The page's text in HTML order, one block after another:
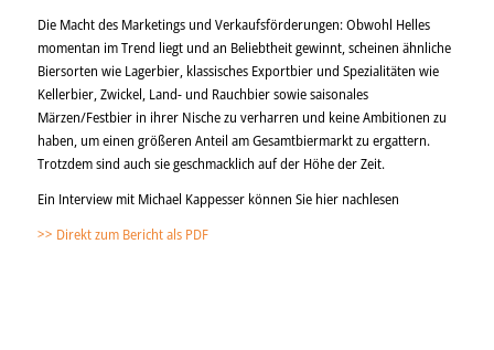
Die Macht des Marketings und Verkaufsförderungen: Obwohl Helles
momentan im Trend liegt und an Beliebtheit gewinnt, scheinen ähnliche
Biersorten wie Lagerbier, klassisches Exportbier und Spezialitäten wie
Kellerbier, Zwickel, Land- und Rauchbier sowie saisonales
Märzen/Festbier in ihrer Nische zu verharren und keine Ambitionen zu
haben, um einen größeren Anteil am Gesamtbiermarkt zu ergattern.
Trotzdem sind auch sie geschmacklich auf der Höhe der Zeit.
Ein Interview mit Michael Kappesser können Sie hier nachlesen
>> Direkt zum Bericht als PDF